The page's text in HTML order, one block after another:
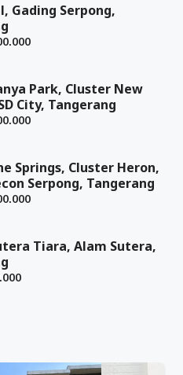
Gading Serpong,
Park, Cluster New
City, Tangerang
Springs, Cluster Heron,
Serpong, Tangerang
Tiara, Alam Sutera,